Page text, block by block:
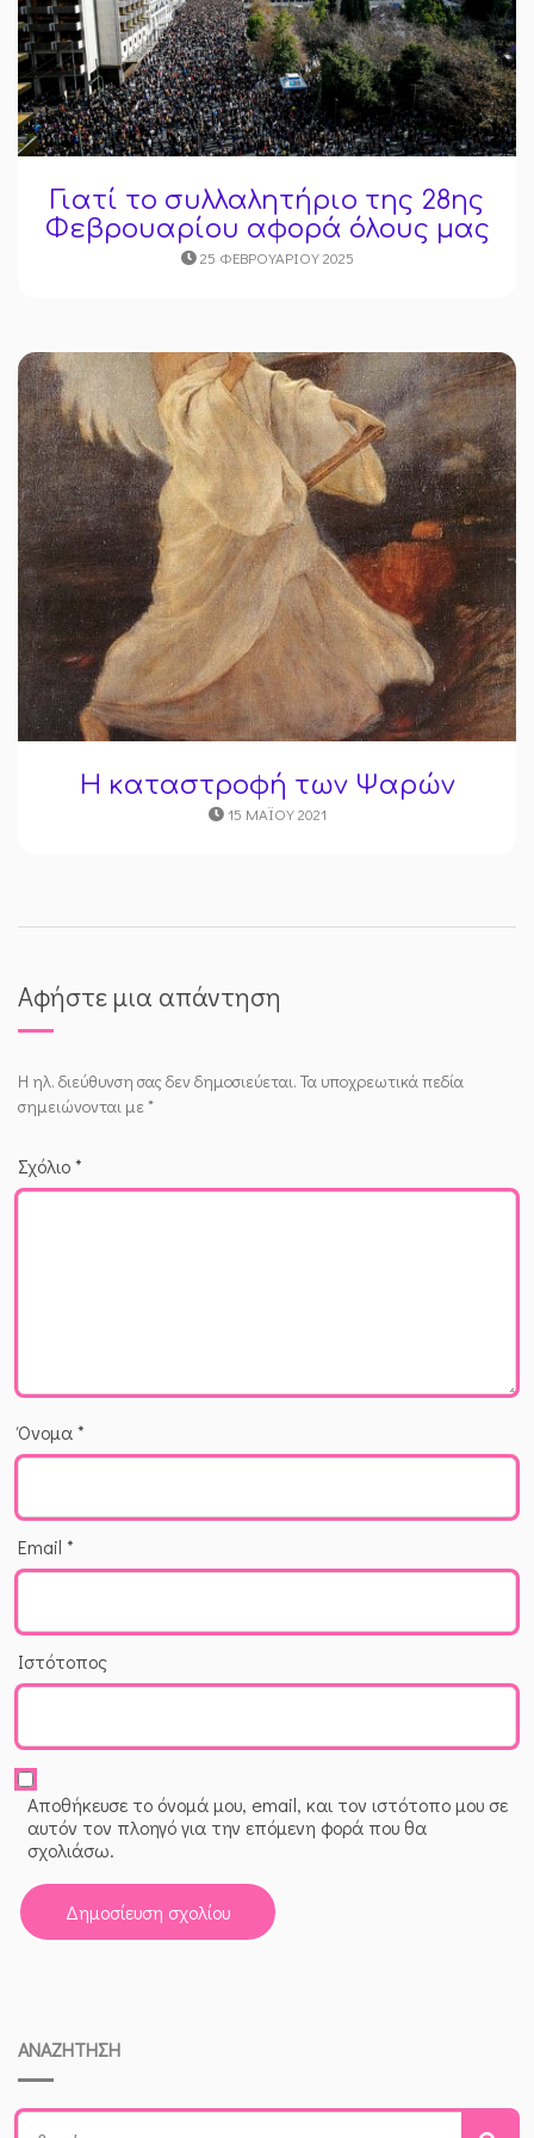
Γιατί το συλλαλητήριο της 28ης
Φεβρουαρίου αφορά όλους μας
25 ΦΕΒΡΟΥΑΡΊΟΥ 2025
Η καταστροφή των Ψαρών
15 ΜΑΪ́ΟΥ 2021
Αφήστε μια απάντηση
Η ηλ. διεύθυνση σας δεν δημοσιεύεται. Τα υποχρεωτικά πεδία
σημειώνονται με*
Σχόλιο*
Όνομα*
Email *
Ιστότοπος
Αποθήκευσε το όνομά μου, email, και τον ιστότοπο μου σε
αυτόν τον πλοηγό για την επόμενη φορά που θα
σχολιάσω.
ΑΝΑΖΗΤΗΣΗ
Search